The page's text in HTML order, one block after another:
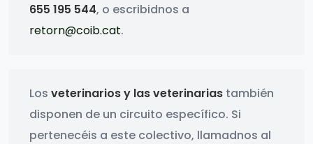
655 195 544, o escribidnos a
retorn@coib.cat.
Los veterinarios y las veterinarias también
disponen de un circuito específico. Si
pertenecéis a este colectivo, llamadnos al